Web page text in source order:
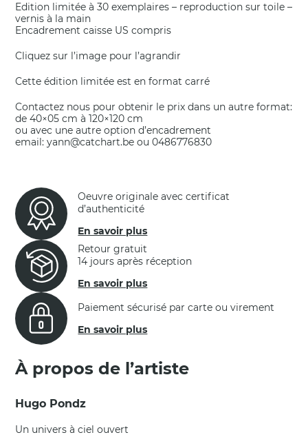
Edition limitée à 30 exemplaires – reproduction sur toile –
vernis à la main
Encadrement caisse US compris
Cliquez sur l’image pour l’agrandir
Cette édition limitée est en format carré
Contactez nous pour obtenir le prix dans un autre format:
de 40×05 cm à 120×120 cm
ou avec une autre option d’encadrement
email: yann@catchart.be ou 0486776830
Oeuvre originale avec certificat
d’authenticité
En savoir plus
Retour gratuit
14 jours après réception
En savoir plus
Paiement sécurisé par carte ou virement
En savoir plus
À propos de l’artiste
Hugo Pondz
Un univers à ciel ouvert